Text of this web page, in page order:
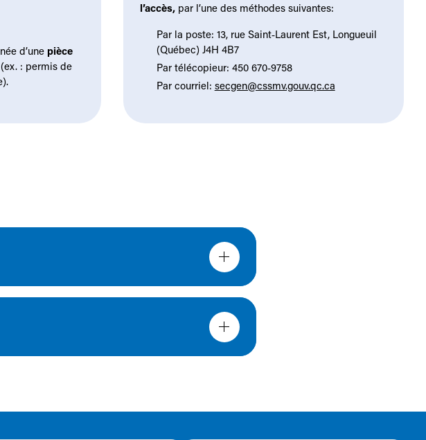
d’une pièce
(ex. : permis de
l’accès, par l’une des méthodes suivantes:
Par la poste: 13, rue Saint‑Laurent Est, Longueuil
(Québec) J4H 4B7
Par télécopieur: 450 670‑9758
Par courriel: secgen@cssmv.gouv.qc.ca